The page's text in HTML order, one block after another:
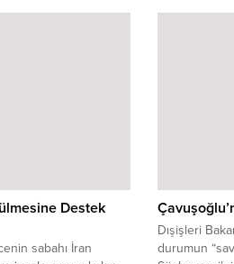
Destek
sabahı İran
Dışişleri
durumun